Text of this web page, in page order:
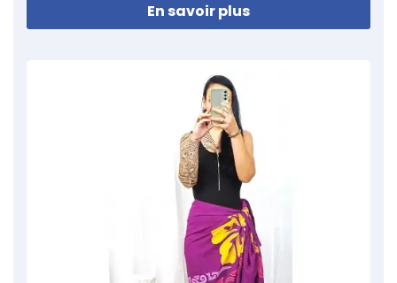
En savoir plus